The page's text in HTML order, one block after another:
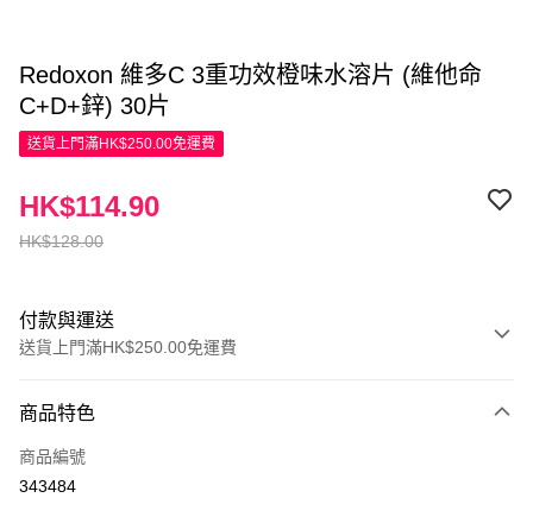
Redoxon 維多C 3重功效橙味水溶片 (維他命
C+D+鋅) 30片
送貨上門滿HK$250.00免運費
HK$128.00
HK$114.90
付款與運送
送貨上門滿HK$250.00免運費
信用卡
Apple Pay
商品特色
商品編號
343484